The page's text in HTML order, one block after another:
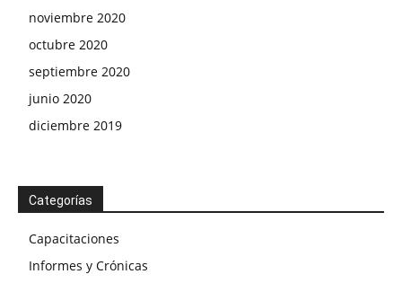
noviembre 2020
octubre 2020
septiembre 2020
junio 2020
diciembre 2019
Categorías
Capacitaciones
Informes y Crónicas